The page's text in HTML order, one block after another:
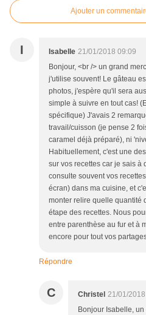
Ajouter un
I Isabelle 21/01/2018 09:09
Bonjour, <br /> un grand
j'utilise souvent! Le gâteau
photos, j'espère qu'il sera
simple à suivre en tout cas!
spécifique) J'avais 2
travail/cuisson (je pense 2
caramel déjà préparé), ni
Habituellement, c'est une
sur vos recettes car je sais à
consulte souvent vos
écran) dans ma cuisine, et
monter relire quelle quantité
étape des recettes. Nous
entre parenthèse au fur et à
encore pour tout vos
Répondre
C Christel 21/01/
Bonjour Isabelle,